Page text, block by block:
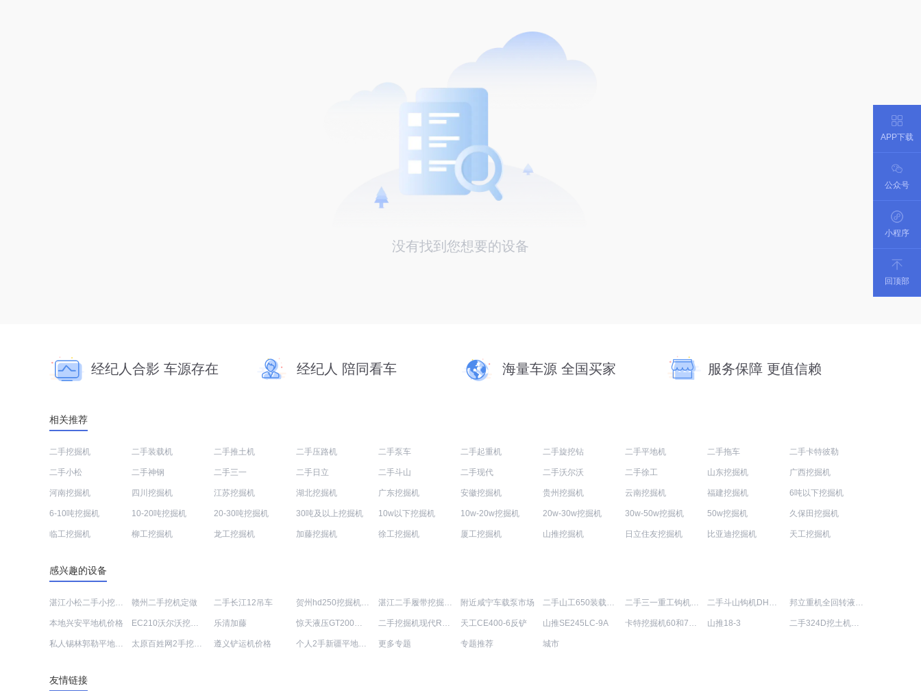
没有找到您想要的设备
经纪人合影 车源存在 经纪人 陪同看车 海量车源 全国买家 服务保障 更值信赖
相关推荐
二手挖掘机 二手装载机 二手推土机 二手压路机 二手泵车 二手起重机 二手旋挖钻 二手平地机 二手拖车 二手卡特彼勒
二手小松 二手神钢 二手三一 二手日立 二手斗山 二手现代 二手沃尔沃 二手徐工 山东挖掘机 广西挖掘机
河南挖掘机 四川挖掘机 江苏挖掘机 湖北挖掘机 广东挖掘机 安徽挖掘机 贵州挖掘机 云南挖掘机 福建挖掘机 6吨以下挖掘机
6-10吨挖掘机 10-20吨挖掘机 20-30吨挖掘机 30吨及以上挖掘机 10w以下挖掘机 10w-20w挖掘机 20w-30w挖掘机 30w-50w挖掘机 50w挖掘机 久保田挖掘机
临工挖掘机 柳工挖掘机 龙工挖掘机 加藤挖掘机 徐工挖掘机 厦工挖掘机 山推挖掘机 日立住友挖掘机 比亚迪挖掘机 天工挖掘机
感兴趣的设备
湛江小松二手小挖机定制 赣州二手挖机定做 二手长江12吊车 贺州hd250挖掘机报价 湛江二手履带挖掘机生产厂家 附近咸宁车载泵市场 二手山工650装载机哈市左右 二手三一重工钩机SY215C-8S多少钱 二手斗山钩机DH225LC-7多少钱 邦立重机全回转液压式抓木器经销商
本地兴安平地机价格 EC210沃尔沃挖土机价格大全 乐清加藤 惊天液压GT200静音 二手挖掘机现代R265LC一般多少钱 天工CE400-6反铲 山推SE245LC-9A 卡特挖掘机60和70的差多少钱 山推18-3 二手324D挖土机大概多少钱
私人锡林郭勒平地机销售 太原百姓网2手挖土机 遵义铲运机价格 个人2手新疆平地机型号大全 更多专题 专题推荐 城市
友情链接
APP下载
公众号
小程序
回顶部